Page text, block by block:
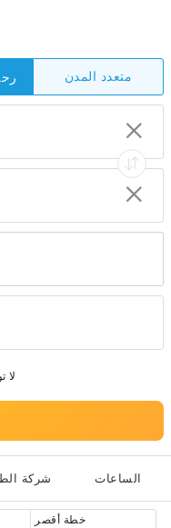
متعدد المدن
شركة الساعات
خطة أقصر